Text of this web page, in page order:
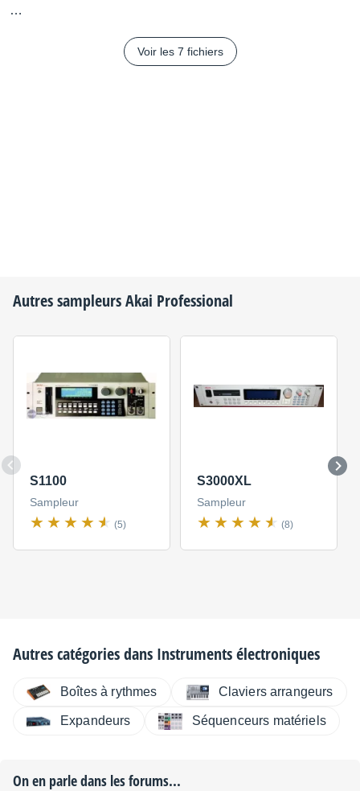
…
Voir les 7 fichiers
Autres sampleursAkai Professional
S1100
Sampleur
(5)
S3000XL
Sampleur
(8)
Autres catégories dans Instruments électroniques
Boîtes à rythmes Claviers arrangeurs
Expandeurs Séquenceurs matériels
On en parle dans les forums...